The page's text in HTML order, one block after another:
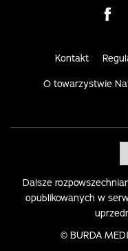
Visit
Kontakt
O towarzystwie
Dalsze
opublikowanych w
© BURDA